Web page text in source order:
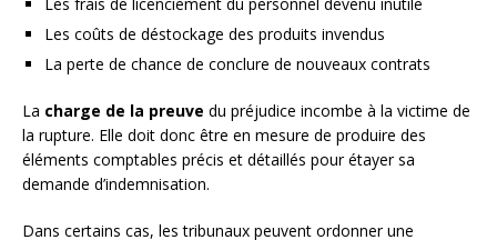
Les coûts de déstockage des produits invendus
La perte de chance de conclure de nouveaux contrats
La charge de la preuve du préjudice incombe à la victime de
la rupture. Elle doit donc être en mesure de produire des
éléments comptables précis et détaillés pour étayer sa
demande d’indemnisation.
Dans certains cas, les tribunaux peuvent ordonner une